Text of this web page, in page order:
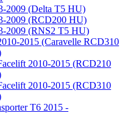
2009 (Delta T5 HU)
2009 (RCD200 HU)
2009 (RNS2 T5 HU)
2015 (Caravelle RCD310
2010-2015 (RCD210
2010-2015 (RCD310
T6 2015 -